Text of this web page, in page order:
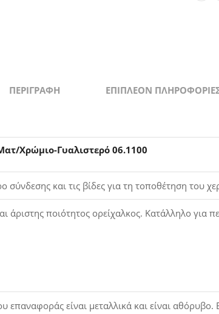
ΠΕΡΙΓΡΑΦΉ ΕΠΙΠΛΈΟΝ
Χρώμιο-Γυαλιστερό 06.1100
σύνδεσης και τις βίδες για τη τοποθέτηση του
άριστης ποιότητος ορείχαλκος. Κατάλληλο για
επαναφοράς είναι μεταλλικά και είναι αθόρυβο.